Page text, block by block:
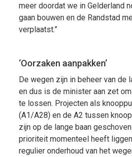
meer doordat we in Gelderland
gaan bouwen en de Randstad
verplaatst.”
‘Oorzaken aanpakken’
De wegen zijn in beheer van de
en dus is de minister aan zet
te lossen. Projecten als
(A1/A28) en de A2 tussen
zijn op de lange baan
prioriteit momenteel heeft
regulier onderhoud van het